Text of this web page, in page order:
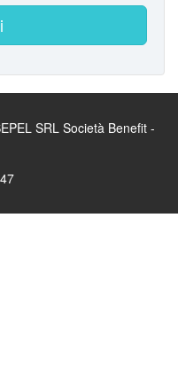
SRL Società Benefit -